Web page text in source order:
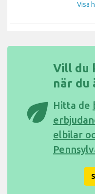
Visa
eco
Vill du
när du
Hitta de
elbilar